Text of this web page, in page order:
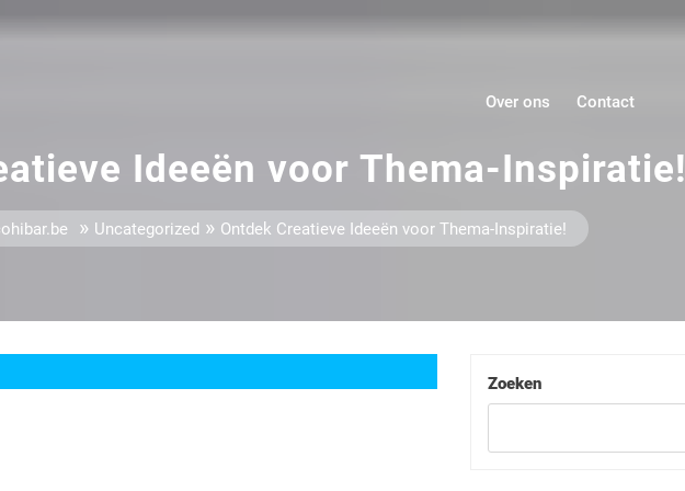
Over ons Contact
Ideeën voor Thema-Inspiratie!
» Uncategorized » Ontdek Creatieve Ideeën voor Thema-Inspiratie!
Zoeken